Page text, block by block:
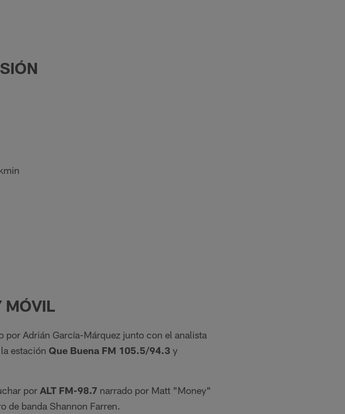
MÓVIL
por Adrián García-Márquez junto con el analista
estación Que Buena FM 105.5/94.3 y
por ALT FM-98.7 narrado por Matt "Money"
de banda Shannon Farren.